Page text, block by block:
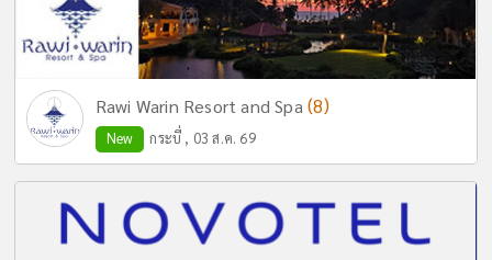
Rawi Warin Resort and Spa (8)
New กระบี่ , 03 ส.ค. 69